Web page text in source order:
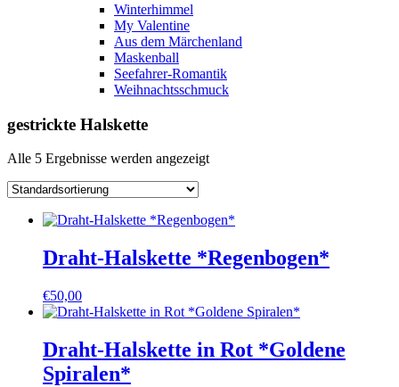
Winterhimmel
My Valentine
Aus dem Märchenland
Maskenball
Seefahrer-Romantik
Weihnachtsschmuck
gestrickte Halskette
Alle 5 Ergebnisse werden angezeigt
Draht-Halskette *Regenbogen*
€50,00
Draht-Halskette in Rot *Goldene
Spiralen*